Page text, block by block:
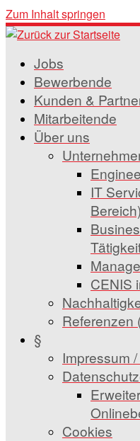
Zum Inhalt springen
Jobs
Bewerbende
Kunden &
Mitarbeitende
Über uns
IT
Bereich)
CENIS
Referenzen
§
Impressum
Cookies